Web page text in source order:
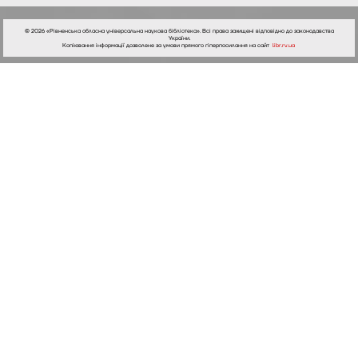
© 2026 «Рівненська обласна універсальна наукова бібліотека». Всі права захищені відповідно до законодавства
України.
Копіювання інформації дозволене за умови прямого гіперпосилання на сайт libr.rv.ua